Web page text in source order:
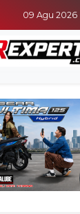
09 Agu 2026